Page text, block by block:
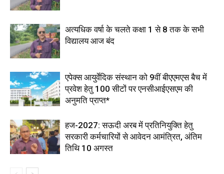
अत्यधिक वर्षा के चलते कक्षा 1 से 8 तक के सभी
विद्यालय आज बंद
एपेक्स आयुर्वेदिक संस्थान को 9वीं बीएएमएस बैच में
प्रवेश हेतु 100 सीटों पर एनसीआईएसएम की
अनुमति प्राप्त*
हज-2027: सऊदी अरब में प्रतिनियुक्ति हेतु
सरकारी कर्मचारियों से आवेदन आमंत्रित, अंतिम
तिथि 10 अगस्त